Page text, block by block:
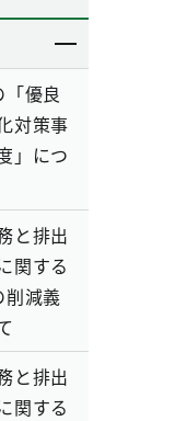
優良
対策事
」につ
と排出
関する
削減義
と排出
関する